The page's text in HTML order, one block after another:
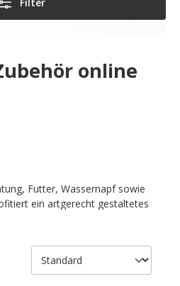
online
Futter, Wassernapf sowie
ein artgerecht gestaltetes
Vom Zahlenschloss für die
für die Hygiene bis hin zu
Inseln ist hier für jede Tierart